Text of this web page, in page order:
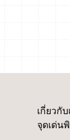
เกี่ยวกับ
จุดเด่น